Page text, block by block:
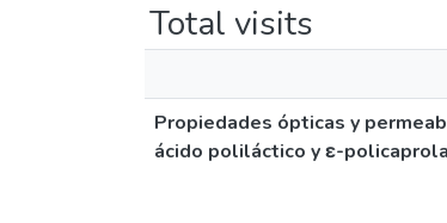
Total visits
Propiedades ópticas y
ácido poliláctico y ε-